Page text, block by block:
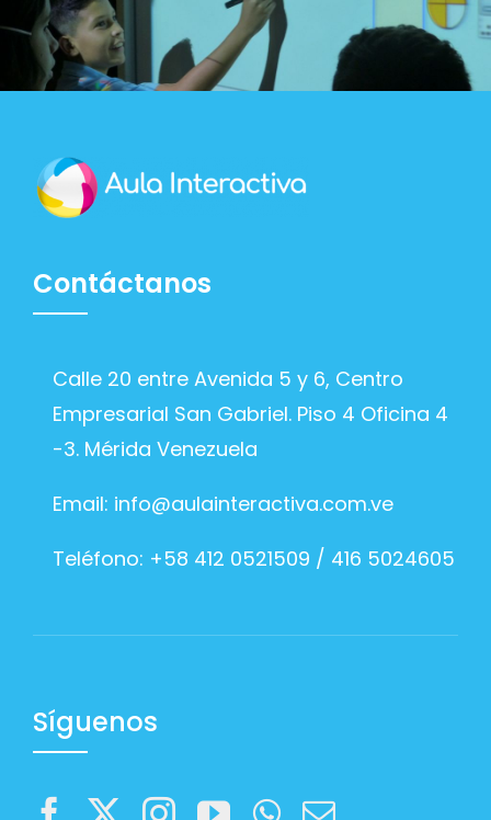
Contáctanos
Calle 20 entre Avenida 5 y 6, Centro
Empresarial San Gabriel. Piso 4 Oficina 4
-3. Mérida Venezuela
Email: info@aulainteractiva.com.ve
Teléfono: +58 412 0521509 / 416 5024605
Síguenos